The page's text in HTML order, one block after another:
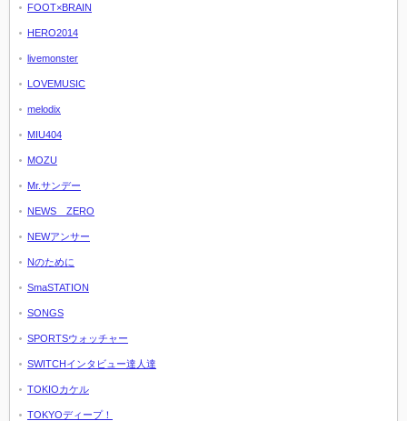
FOOT×BRAIN
HERO2014
livemonster
LOVEMUSIC
melodix
MIU404
MOZU
Mr.サンデー
NEWS ZERO
NEWアンサー
Nのために
SmaSTATION
SONGS
SPORTSウォッチャー
SWITCHインタビュー達人達
TOKIOカケル
TOKYOディープ！